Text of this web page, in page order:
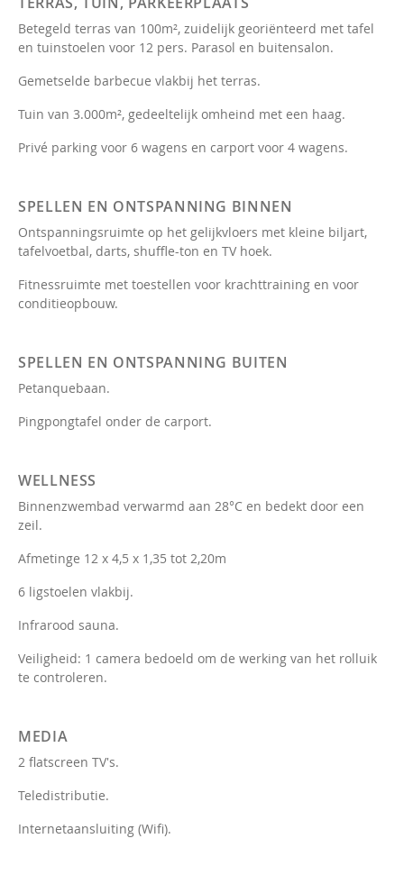
Betegeld terras van 100m², zuidelijk georiënteerd met tafel
en tuinstoelen voor 12 pers. Parasol en buitensalon.
Gemetselde barbecue vlakbij het terras.
Tuin van 3.000m², gedeeltelijk omheind met een haag.
Privé parking voor 6 wagens en carport voor 4 wagens.
SPELLEN EN ONTSPANNING BINNEN
Ontspanningsruimte op het gelijkvloers met kleine biljart,
tafelvoetbal, darts, shuffle-ton en TV hoek.
Fitnessruimte met toestellen voor krachttraining en voor
conditieopbouw.
SPELLEN EN ONTSPANNING BUITEN
Petanquebaan.
Pingpongtafel onder de carport.
WELLNESS
Binnenzwembad verwarmd aan 28°C en bedekt door een
zeil.
Afmetinge 12 x 4,5 x 1,35 tot 2,20m
6 ligstoelen vlakbij.
Infrarood sauna.
Veiligheid: 1 camera bedoeld om de werking van het rolluik
te controleren.
MEDIA
2 flatscreen TV's.
Teledistributie.
Internetaansluiting (Wifi).